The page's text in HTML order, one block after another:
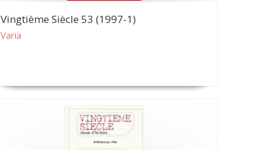
Vingtième Siècle 53 (1997-1)
Varia